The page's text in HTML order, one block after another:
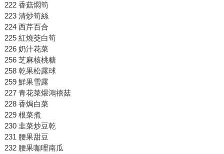
222 香菇燜筍
223 清炒筍絲
224 西芹百合
225 紅燒茭白筍
226 奶汁花菜
256 芝麻核桃糖
258 乾果松露球
259 鮮果雪露
227 青花菜煨鴻禧菇
228 香焗白菜
229 根菜煮
230 韭菜炒豆乾
231 腰果甜豆
232 腰果咖哩南瓜